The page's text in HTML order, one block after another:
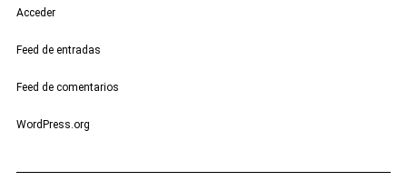
Acceder
Feed de entradas
Feed de comentarios
WordPress.org